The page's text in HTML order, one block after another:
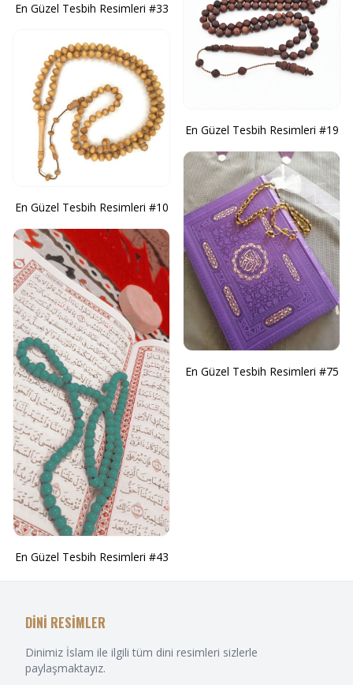
En Güzel Tesbih Resimleri #33
En Güzel Tesbih Resimleri #10
En Güzel Tesbih Resimleri #43
En Güzel Tesbih Resimleri #19
En Güzel Tesbih Resimleri #75
DİNİ RESİMLER
Dinimiz İslam ile ilgili tüm dini resimleri sizlerle
paylaşmaktayız.